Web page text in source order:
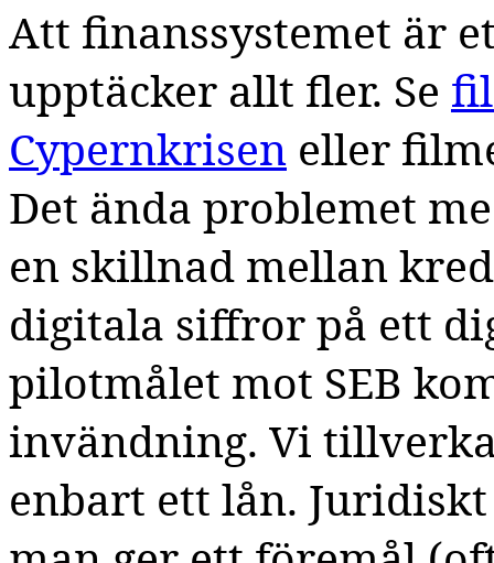
Att finanssystemet är
upptäcker allt fler. Se
Cypernkrisen eller
Det ända problemet
en skillnad mellan
digitala siffror på ett
pilotmålet mot SEB
invändning. Vi
enbart ett lån.